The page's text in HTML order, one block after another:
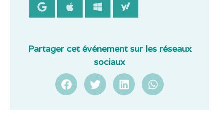
Partager cet événement sur les réseaux
sociaux